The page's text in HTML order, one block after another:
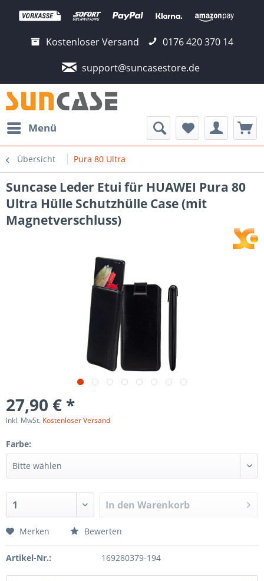
Kostenloser Versand
0176 420 370 14
support@suncasestore.de
Menü
Übersicht Pura 80 Ultra
Suncase Leder Etui für HUAWEI Pura 80
Ultra Hülle Schutzhülle Case (mit
Magnetverschluss)
27,90 € *
inkl. MwSt. Kostenloser Versand
Farbe:
In den Warenkorb
Merken Bewerten
Artikel-Nr.: 169280379-194